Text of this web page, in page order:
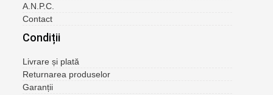
A.N.P.C.
Contact
Condiții
Livrare și plată
Returnarea produselor
Garanții